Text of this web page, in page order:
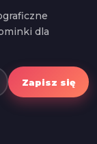
dla
Zapisz się